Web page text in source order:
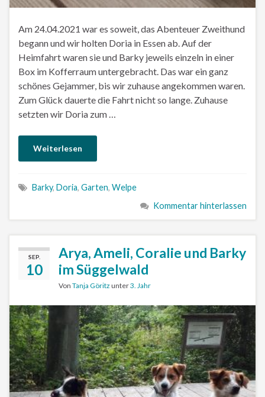
Am 24.04.2021 war es soweit, das Abenteuer Zweithund
begann und wir holten Doria in Essen ab. Auf der
Heimfahrt waren sie und Barky jeweils einzeln in einer
Box im Kofferraum untergebracht. Das war ein ganz
schönes Gejammer, bis wir zuhause angekommen waren.
Zum Glück dauerte die Fahrt nicht so lange. Zuhause
setzten wir Doria zum …
Weiterlesen
Barky, Doria, Garten, Welpe
Kommentar hinterlassen
SEP.
10
Arya, Ameli, Coralie und Barky
im Süggelwald
Von Tanja Göritz unter3. Jahr